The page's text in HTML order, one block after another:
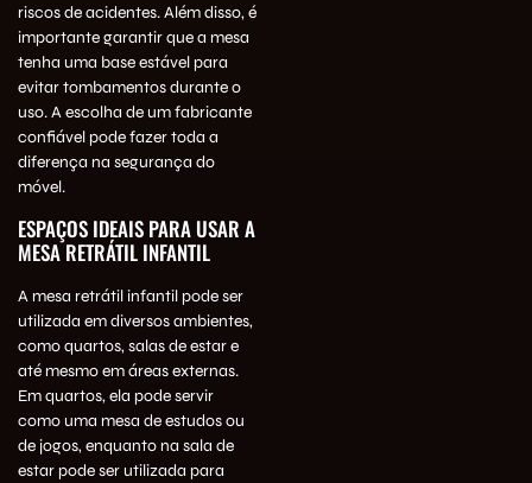
riscos de acidentes. Além disso, é
importante garantir que a mesa
tenha uma base estável para
evitar tombamentos durante o
uso. A escolha de um fabricante
confiável pode fazer toda a
diferença na segurança do
móvel.
ESPAÇOS IDEAIS PARA USAR A
MESA RETRÁTIL INFANTIL
A mesa retrátil infantil pode ser
utilizada em diversos ambientes,
como quartos, salas de estar e
até mesmo em áreas externas.
Em quartos, ela pode servir
como uma mesa de estudos ou
de jogos, enquanto na sala de
estar pode ser utilizada para